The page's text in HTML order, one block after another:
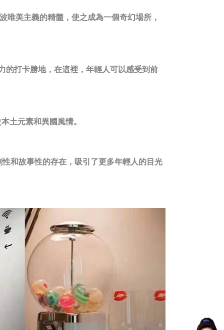
美主義的精髓，使之成為一個奇幻場所，
的打卡勝地，在這裡，年輕人可以感受到前
土元素和異國風情。
和故事性的存在，吸引了更多年輕人的目光